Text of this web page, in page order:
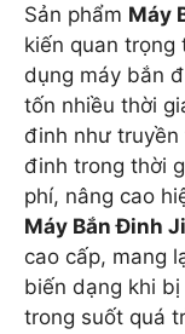
Sản phẩm Máy
kiến quan trọng
dụng máy bắn
tốn nhiều thời
đinh như
đinh trong thời
phí, nâng cao
Máy Bắn Đinh
cao cấp, mang
biến dạng khi
trong suốt quá